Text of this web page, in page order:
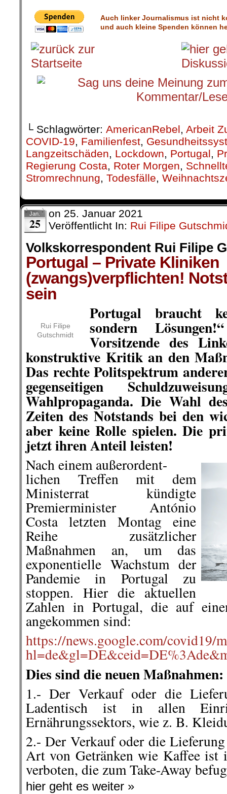
Auch linker Journalismus ist nicht
und auch kleine Spenden können
└ Schlagwörter: AmericanRebel, Arbeit
COVID-19, Familienfest,
Langzeitschäden, Lockdown, Portugal,
Regierung Costa, Roter Morgen,
Stromrechnung, Todesfälle,
Jan.
25
on 25. Januar 2021
Veröffentlicht In: Rui Filipe
Volkskorrespondent Rui Filipe
Portugal – Private Kliniken
(zwangs)verpflichten!
sein
Rui Filipe
Gutschmidt
Portugal braucht
sondern
Vorsitzende des
konstruktive Kritik an den
Das rechte Politspektrum
gegenseitigen
Wahlpropaganda. Die Wahl
Zeiten des Notstands bei den
aber keine Rolle spielen. Die
jetzt ihren Anteil leisten!
Nach einem außerordent-
lichen Treffen mit dem
Ministerrat kündigte
Premierminister António
Costa letzten Montag eine
Reihe zusätzlicher
Maßnahmen an, um das
exponentielle Wachstum der
Pandemie in Portugal zu
stoppen. Hier die aktuellen
Zahlen in Portugal, die auf
angekommen sind:
https://news.google.com/covid19/
Dies sind die neuen Maßnahmen:
1.- Der Verkauf oder die
Ladentisch ist in allen
Ernährungssektors, wie z. B.
2.- Der Verkauf oder die
Art von Getränken wie Kaffee ist
verboten, die zum Take-Away
hier geht es weiter »